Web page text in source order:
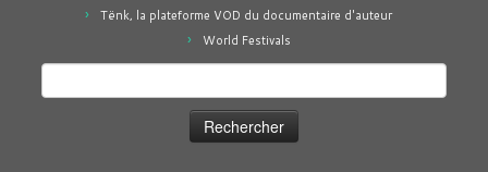
Tënk, la plateforme VOD du documentaire d'auteur
World Festivals